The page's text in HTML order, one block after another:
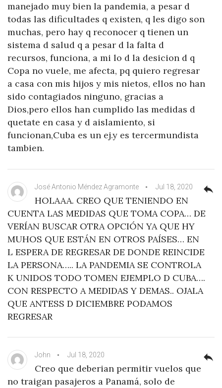
manejado muy bien la pandemia, a pesar d
todas las dificultades q existen, q les digo son
muchas, pero hay q reconocer q tienen un
sistema d salud q a pesar d la falta d
recursos, funciona, a mi lo d la desicion d q
Copa no vuele, me afecta, pq quiero regresar
a casa con mis hijos y mis nietos, ellos no han
sido contagiados ninguno, gracias a
Dios,pero ellos han cumplido las medidas d
quetate en casa y d aislamiento, si
funcionan,Cuba es un ej.y es tercermundista
tambien.
José Antonio Méndez Agramonte Jul 18, 2020
HOLAAA. CREO QUE TENIENDO EN
CUENTA LAS MEDIDAS QUE TOMA COPA… DE
VERÍAN BUSCAR OTRA OPCIÓN YA QUE HY
MUHOS QUE ESTÁN EN OTROS PAÍSES… EN
L ESPERA DE REGRESAR DE DONDE REINCIDE
LA PERSONA….. LA PANDEMIA SE CONTROLA
K UNIDOS TODO TOMEN EJEMPLO D CUBA….
CON RESPECTO A MEDIDAS Y DEMAS.. OJALA
QUE ANTESS D DICIEMBRE PODAMOS
REGRESAR
reply
John Jul 18, 2020
Creo que deberian permitir vuelos que
no traigan pasajeros a Panamá, solo de
reply